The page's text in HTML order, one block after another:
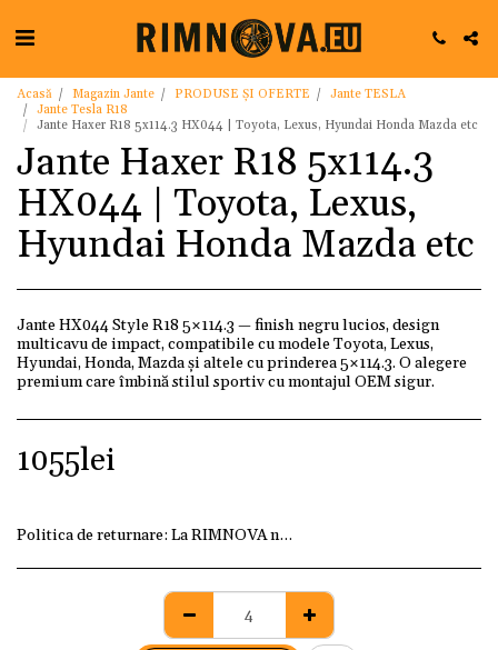
Acasă Magazin Jante PRODUSE ȘI OFERTE
Jante TESLA
Jante Tesla R18
Jante Haxer R18 5x114.3 HX044 | Toyota, Lexus, Hyundai Honda Mazda etc
Jante Haxer R18 5x114.3
HX044 | Toyota, Lexus,
Hyundai Honda Mazda etc
Jante HX044 Style R18 5×114.3 — finish negru lucios, design
multicavu de impact, compatibile cu modele Toyota, Lexus,
Hyundai, Honda, Mazda şi altele cu prinderea 5×114.3. O alegere
premium care îmbină stilul sportiv cu montajul OEM sigur.
1055lei
Politica de returnare: La RIMNOVA ne dorim ca fiecare